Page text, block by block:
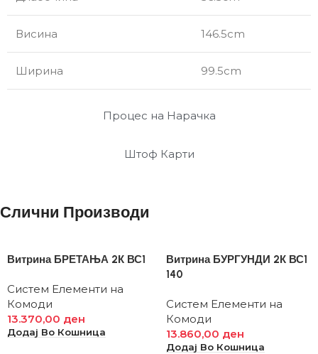
Процес на Нарачка
Штоф Карти
Висина 146.5cm
Ширина 99.5cm
Слични Производи
Витрина БРЕТАЊА 2К ВС1
Систем Елементи на
Комоди
13.370,00 ден
Додај Во Кошница
Витрина БУРГУНДИ 2К ВС1
140
Систем Елементи на
Комоди
13.860,00 ден
Додај Во Кошница